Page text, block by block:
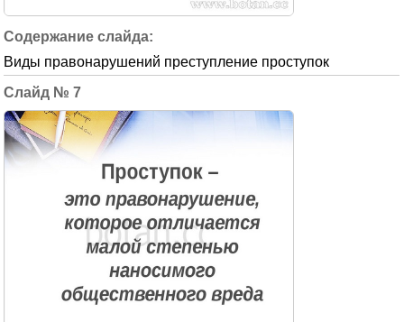
Виды правонарушений преступление проступок
7